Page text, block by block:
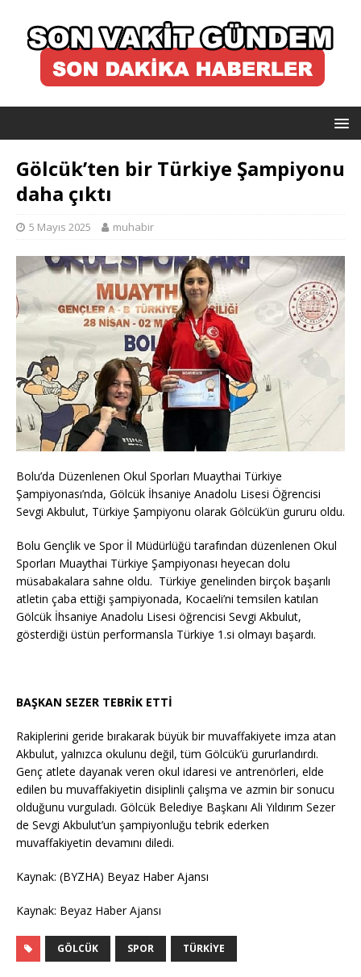
Gölcük’ten bir Türkiye Şampiyonu
daha çıktı
5 Mayıs 2025 muhabir
Bolu’da Düzenlenen Okul Sporları Muaythai Türkiye
Şampiyonası’nda, Gölcük İhsaniye Anadolu Lisesi Öğrencisi
Sevgi Akbulut, Türkiye Şampiyonu olarak Gölcük’ün gururu oldu.
Bolu Gençlik ve Spor İl Müdürlüğü tarafından düzenlenen Okul
Sporları Muaythai Türkiye Şampiyonası heyecan dolu
müsabakalara sahne oldu. Türkiye genelinden birçok başarılı
atletin çaba ettiği şampiyonada, Kocaeli’ni temsilen katılan
Gölcük İhsaniye Anadolu Lisesi öğrencisi Sevgi Akbulut,
gösterdiği üstün performansla Türkiye 1.si olmayı başardı.
BAŞKAN SEZER TEBRİK ETTİ
Rakiplerini geride bırakarak büyük bir muvaffakiyete imza atan
Akbulut, yalnızca okulunu değil, tüm Gölcük’ü gururlandırdı.
Genç atlete dayanak veren okul idaresi ve antrenörleri, elde
edilen bu muvaffakiyetin disiplinli çalışma ve azmin bir sonucu
olduğunu vurguladı. Gölcük Belediye Başkanı Ali Yıldırım Sezer
de Sevgi Akbulut’un şampiyonluğu tebrik ederken
muvaffakiyetin devamını diledi.
Kaynak: (BYZHA) Beyaz Haber Ajansı
Kaynak: Beyaz Haber Ajansı
GÖLCÜK SPOR TÜRKIYE